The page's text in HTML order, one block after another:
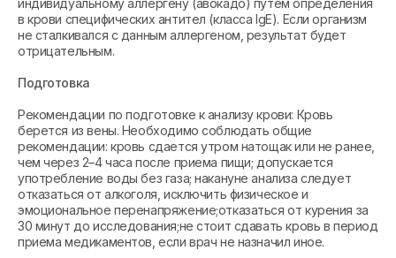
индивидуальному аллергену (авокадо) путем определения
в крови специфических антител (класса IgE). Если организм
не сталкивался с данным аллергеном, результат будет
отрицательным.
Подготовка
Рекомендации по подготовке к анализу крови: Кровь
берется из вены. Необходимо соблюдать общие
рекомендации: кровь сдается утром натощак или не ранее,
чем через 2–4 часа после приема пищи; допускается
употребление воды без газа; накануне анализа следует
отказаться от алкоголя, исключить физическое и
эмоциональное перенапряжение;отказаться от курения за
30 минут до исследования;не стоит сдавать кровь в период
приема медикаментов, если врач не назначил иное.